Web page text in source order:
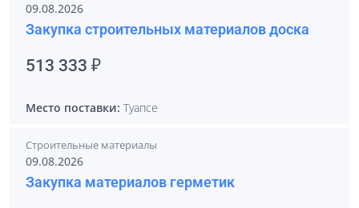
09.08.2026
Закупка строительных материалов доска
513 333 ₽
Место поставки: Туапсе
Строительные материалы
09.08.2026
Закупка материалов герметик